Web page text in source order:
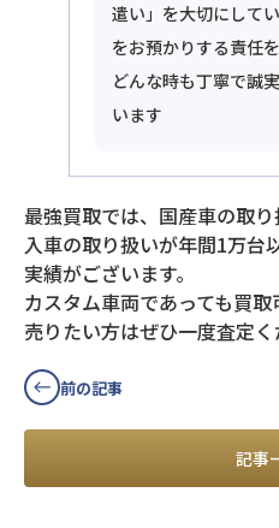
遣い」を大切にして
をお預かりする責任
どんな時も丁寧で誠
います
最強買取では、国産車の取
入車の取り扱いが年間1万台
実績がございます。
カスタム車両であっても買
売りたい方はぜひ一度査定く
前の記事
記事